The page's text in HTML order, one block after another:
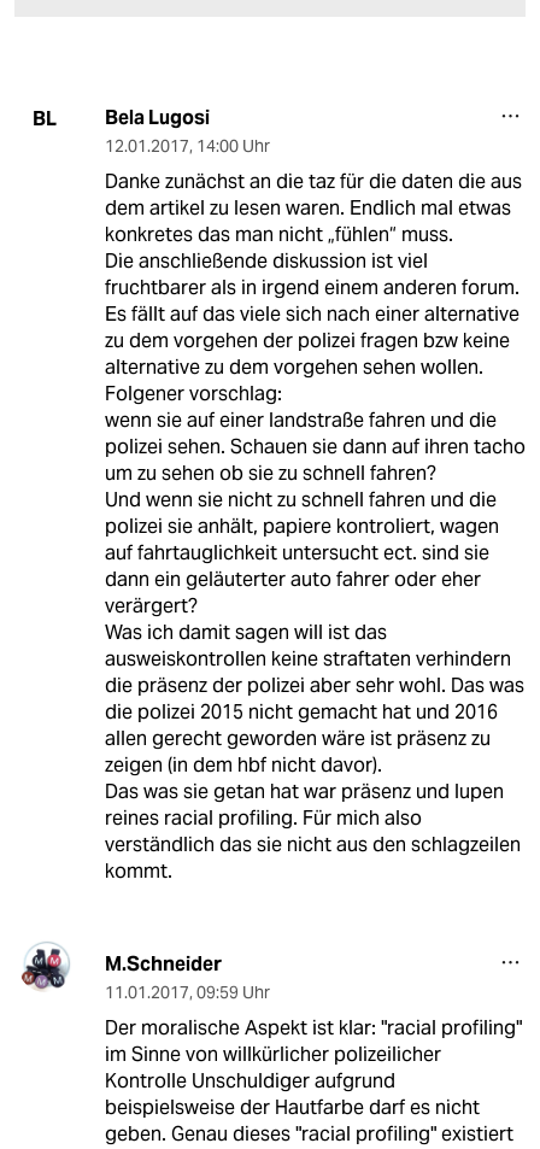
BL Bela Lugosi
12.01.2017, 14:00 Uhr
Danke zunächst an die taz für die daten die aus
dem artikel zu lesen waren. Endlich mal etwas
konkretes das man nicht „fühlen“ muss.
Die anschließende diskussion ist viel
fruchtbarer als in irgend einem anderen forum.
Es fällt auf das viele sich nach einer alternative
zu dem vorgehen der polizei fragen bzw keine
alternative zu dem vorgehen sehen wollen.
Folgener vorschlag:
wenn sie auf einer landstraße fahren und die
polizei sehen. Schauen sie dann auf ihren tacho
um zu sehen ob sie zu schnell fahren?
Und wenn sie nicht zu schnell fahren und die
polizei sie anhält, papiere kontroliert, wagen
auf fahrtauglichkeit untersucht ect. sind sie
dann ein geläuterter auto fahrer oder eher
verärgert?
Was ich damit sagen will ist das
ausweiskontrollen keine straftaten verhindern
die präsenz der polizei aber sehr wohl. Das was
die polizei 2015 nicht gemacht hat und 2016
allen gerecht geworden wäre ist präsenz zu
zeigen (in dem hbf nicht davor).
Das was sie getan hat war präsenz und lupen
reines racial profiling. Für mich also
verständlich das sie nicht aus den schlagzeilen
kommt.
M.Schneider
11.01.2017, 09:59 Uhr
Der moralische Aspekt ist klar: "racial profiling"
im Sinne von willkürlicher polizeilicher
Kontrolle Unschuldiger aufgrund
beispielsweise der Hautfarbe darf es nicht
geben. Genau dieses "racial profiling" existiert